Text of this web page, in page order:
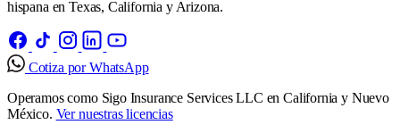
hispana en Texas, California y Arizona.
Cotiza por WhatsApp
Operamos como Sigo Insurance Services LLC en California y Nuevo
México. Ver nuestras licencias